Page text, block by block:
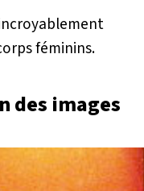
féminins.
des images